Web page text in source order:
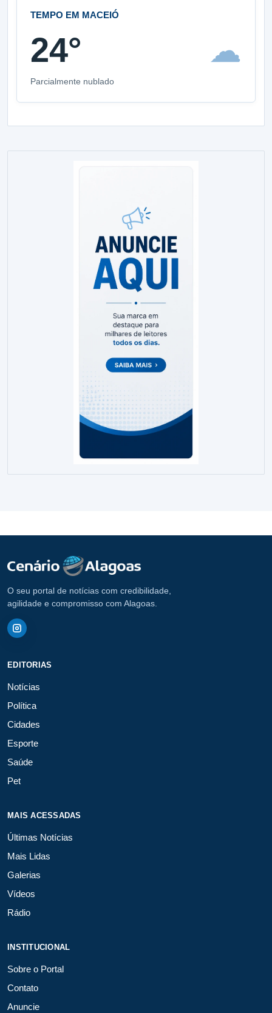
TEMPO EM MACEIÓ
24° ☁
Parcialmente nublado
O seu portal de notícias com credibilidade,
agilidade e compromisso com Alagoas.
EDITORIAS
Notícias
Política
Cidades
Esporte
Saúde
Pet
MAIS ACESSADAS
Últimas Notícias
Mais Lidas
Galerias
Vídeos
Rádio
INSTITUCIONAL
Sobre o Portal
Contato
Anuncie